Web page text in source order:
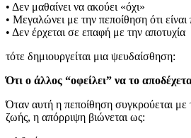
• Δεν μαθαίνει να ακούει «όχι»
• Μεγαλώνει με την πεποίθηση ότι
• Δεν έρχεται σε επαφή με την αποτυχία
τότε δημιουργείται μια ψευδαίσθηση:
Ότι ο άλλος “οφείλει” να το
Όταν αυτή η πεποίθηση συγκρούεται με
ζωής, η απόρριψη βιώνεται ως: